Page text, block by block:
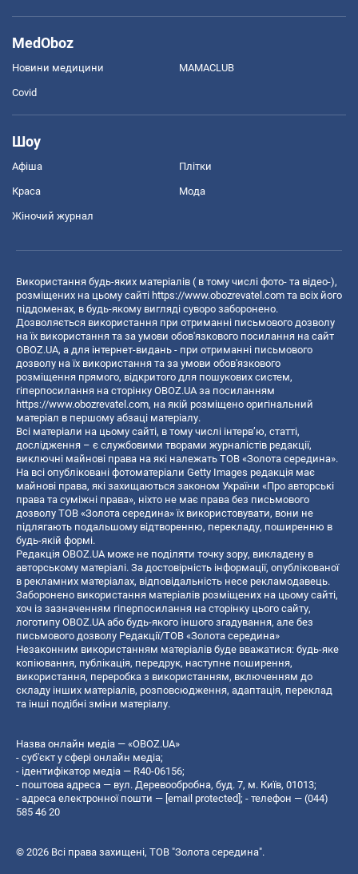
MedOboz
Новини медицини MAMACLUB
Covid
Шоу
Афіша Плітки
Краса Мода
Жіночий журнал
Використання будь-яких матеріалів ( в тому числі фото- та відео-),
розміщених на цьому сайті https://www.obozrevatel.com та всіх його
піддоменах, в будь-якому вигляді суворо заборонено.
Дозволяється використання при отриманні письмового дозволу
на їх використання та за умови обов'язкового посилання на сайт
OBOZ.UA, а для інтернет-видань - при отриманні письмового
дозволу на їх використання та за умови обов'язкового
розміщення прямого, відкритого для пошукових систем,
гіперпосилання на сторінку OBOZ.UA за посиланням
https://www.obozrevatel.com, на якій розміщено оригінальний
матеріал в першому абзаці матеріалу.
Всі матеріали на цьому сайті, в тому числі інтерв’ю, статті,
дослідження – є службовими творами журналістів редакції,
виключні майнові права на які належать ТОВ «Золота середина».
На всі опубліковані фотоматеріали Getty Images редакція має
майнові права, які захищаються законом України «Про авторські
права та суміжні права», ніхто не має права без письмового
дозволу ТОВ «Золота середина» їх використовувати, вони не
підлягають подальшому відтворенню, перекладу, поширенню в
будь-якій формі.
Редакція OBOZ.UA може не поділяти точку зору, викладену в
авторському матеріалі. За достовірність інформації, опублікованої
в рекламних матеріалах, відповідальність несе рекламодавець.
Заборонено використання матеріалів розміщених на цьому сайті,
хоч із зазначенням гіперпосилання на сторінку цього сайту,
логотипу OBOZ.UA або будь-якого іншого згадування, але без
письмового дозволу Редакції/ТОВ «Золота середина»
Незаконним використанням матеріалів буде вважатися: будь-яке
копiювання, публiкацiя, передрук, наступне поширення,
використання, переробка з використанням, включенням до
складу інших матеріалів, розповсюдження, адаптація, переклад
та інші подібні зміни матеріалу.
Назва онлайн медіа — «OBOZ.UA»
- суб'єкт у сфері онлайн медіа;
- ідентифікатор медіа — R40-06156;
- поштова адреса — вул. Деревообробна, буд. 7, м. Київ, 01013;
- адреса електронної пошти — [email protected]; - телефон — (044)
585 46 20
© 2026 Всі права захищені, ТОВ "Золота середина".